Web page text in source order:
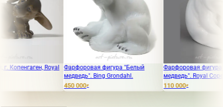
Royal
Фарфоровая фигура "Белый
медведь". Bing Grondahl.
₽
Фарфоровая фигура
медведь". Royal Copenhagen
₽